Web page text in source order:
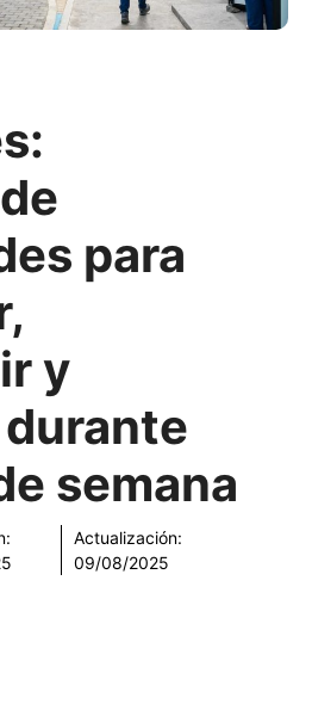
para
y
semana
Actualización:
09/08/2025